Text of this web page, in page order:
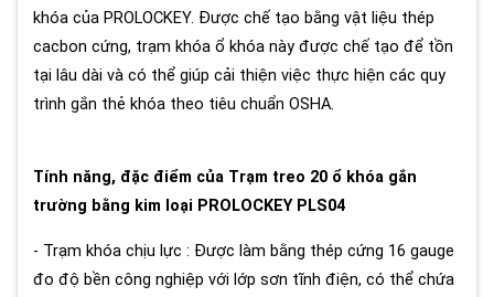
khóa của PROLOCKEY. Được chế tạo bằng vật liệu thép
cacbon cứng, trạm khóa ổ khóa này được chế tạo để tồn
tại lâu dài và có thể giúp cải thiện việc thực hiện các quy
trình gắn thẻ khóa theo tiêu chuẩn OSHA.
Tính năng, đặc điểm của Trạm treo 20 ổ khóa gắn
trường bằng kim loại PROLOCKEY PLS04
- Trạm khóa chịu lực : Được làm bằng thép cứng 16 gauge
đo độ bền công nghiệp với lớp sơn tĩnh điện, có thể chứa